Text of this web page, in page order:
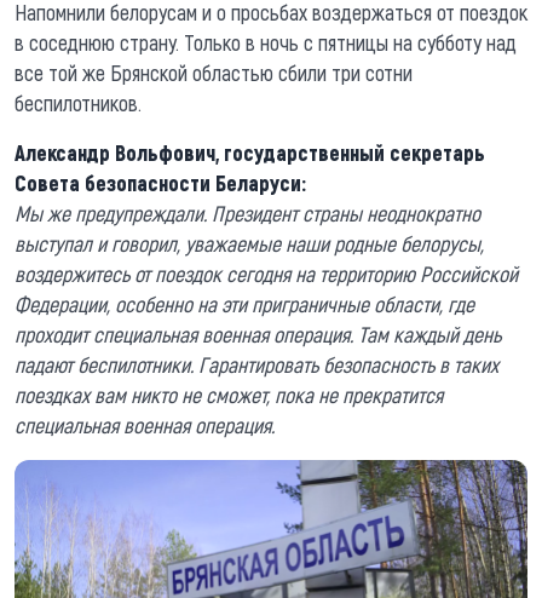
Напомнили белорусам и о просьбах воздержаться от поездок
в соседнюю страну. Только в ночь с пятницы на субботу над
все той же Брянской областью сбили три сотни
беспилотников.
Александр Вольфович, государственный секретарь
Совета безопасности Беларуси:
Мы же предупреждали. Президент страны неоднократно
выступал и говорил, уважаемые наши родные белорусы,
воздержитесь от поездок сегодня на территорию Российской
Федерации, особенно на эти приграничные области, где
проходит специальная военная операция. Там каждый день
падают беспилотники. Гарантировать безопасность в таких
поездках вам никто не сможет, пока не прекратится
специальная военная операция.